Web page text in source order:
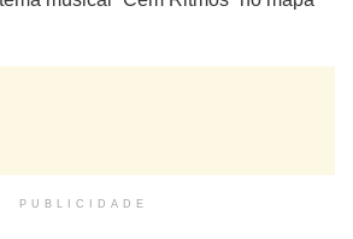
PUBLICIDADE